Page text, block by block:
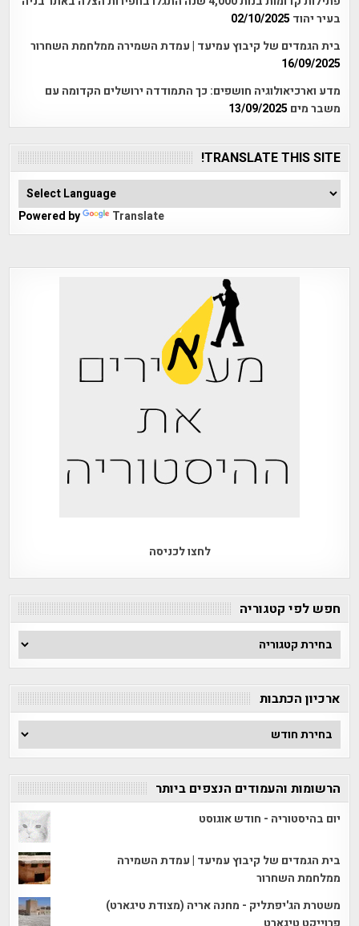
בעיר יהוד 02/10/2025
בית הגמדים של קיבוץ עמיעד | עמדת השמירה ממלחמת השחרור
16/09/2025
מדע וארכיאולוגיה חושפים: כך התמודדה ירושלים הקדומה עם
משבר מים 13/09/2025
TRANSLATE THIS SITE!
Powered by Translate
לחצו לכניסה
חפש לפי קטגוריה
חפש
לפי
ארכיון הכתבות
ארכיון
הכתבות
הרשומות והעמודים הנצפים ביותר
יום בהיסטוריה - חודש אוגוסט
בית הגמדים של קיבוץ עמיעד | עמדת השמירה
ממלחמת השחרור
משטרת הג'יפתליק - מחנה אריה (מצודת טיגארט)